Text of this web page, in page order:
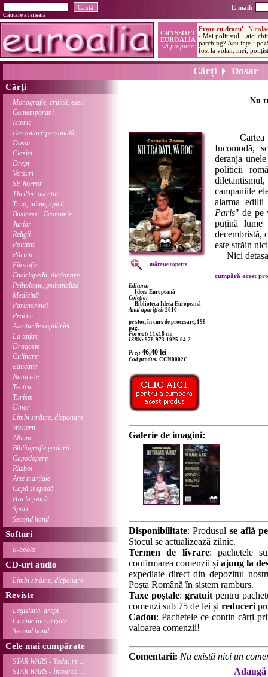
E-mail:
Căutare avansată
Cărți Dosar
Cărți
Monografie, critică, eseu
Contemporani
Istorie
Dezvoltare personală
Dosar
Clasici
Drept
Versuri
SF, horror
Thriller, aventuri
Trup, minte, spirit
Business - Economie
Junior
Religii
Polițiste
Părinți
Filosofie
Enciclopedii, dicționare
Psihologie, psihanaliză
Medicină
Paranormal
Practic
Aventurile copilăriei
La taifas
Dragoste
Culinare
Educație
Naturiste
Teatru
Turism
Umor
Limbi străine, dicționare
Western
Album
Bibliografie școlară
Capodopere
Război
Arte marțiale
Capă și spadă
Hai la joacă
Sport
Second hand
Softuri
E-books
CD-uri audio
Limbi străine, dicționare
Reviste
Legislație, drept
Cuvinte încrucișate
Second hand
Cele mai cumpărate
STAR WARS - Yoda: re ...
STAR WARS - Întoarce ...
Nu
mărește coperta
Editura:
Ideea Europeană
Coleția:
Biblioteca Ideea Europeană
Anul apariției: 2010
pe stoc, în curs de procesare, 198
pag.
Format: 11x18 cm
ISBN: 978-973-1925-04-2
Preț: 46,40 lei
Cod produs: CCN0002C
Cartea pe
Incomodă,
deranja
politicii
diletantismul,
campaniile
alarma
Paris" de pe
puțină lume
decembristă,
este străin
Nici
cumpără acest
Galerie de imagini:
Disponibilitate: Produsul se află
Stocul se actualizează zilnic.
Termen de livrare: pachetele
confirmarea comenzii șiajung la
expediate direct din depozitul
Poșta Română în sistem ramburs.
Taxe poștale: gratuitpentru
comenzi sub 75 de lei și reduceri
Cadou: Pachetele ce conțin cărți
valoarea comenzii!
Comentarii: Nu există nici un